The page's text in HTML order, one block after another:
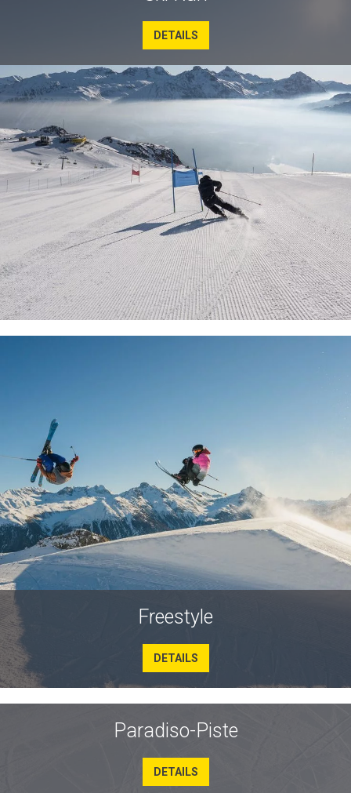
DETAILS
Freestyle
DETAILS
Paradiso-Piste
DETAILS